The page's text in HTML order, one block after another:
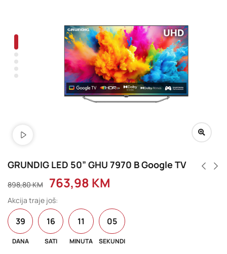
GRUNDIG LED 50” GHU 7970 B Google TV
898,80KM 763,98 KM
Akcija traje još:
39
DANA
16
SATI
11
MINUTA
04
SEKUNDI